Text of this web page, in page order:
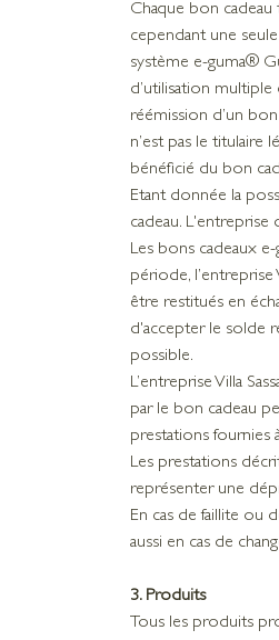
Chaque bon cadeau
cependant une
système e-guma®
d’utilisation
réémission d’un
n’est pas le titulaire
bénéficié du bon
Etant donnée la
cadeau.
Les bons cadeaux
période,
être restitués en
d'accepter le solde
possible.
L’entreprise Villa
par le bon cadeau
prestations fournies
Les prestations
représenter une
En cas de faillite ou
aussi en cas de
3. Produits
Tous les produits